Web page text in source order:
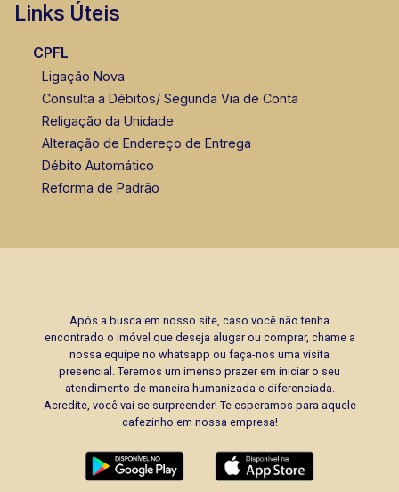
Links Úteis
CPFL
Ligação Nova
Consulta a Débitos/ Segunda Via de Conta
Religação da Unidade
Alteração de Endereço de Entrega
Débito Automático
Reforma de Padrão
Após a busca em nosso site, caso você não tenha
encontrado o imóvel que deseja alugar ou comprar, chame a
nossa equipe no whatsapp ou faça-nos uma visita
presencial. Teremos um imenso prazer em iniciar o seu
atendimento de maneira humanizada e diferenciada.
Acredite, você vai se surpreender! Te esperamos para aquele
cafezinho em nossa empresa!